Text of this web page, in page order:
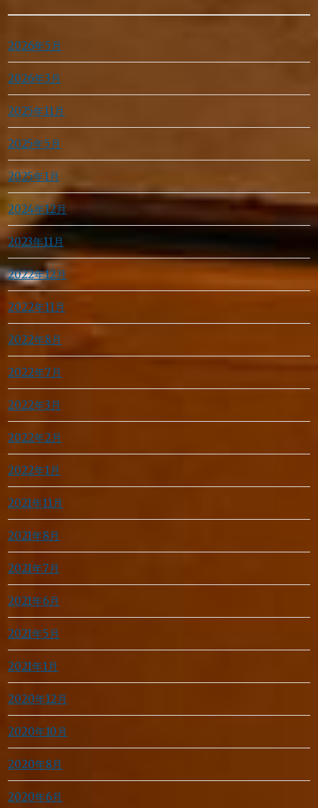
2026年5月
2026年3月
2025年11月
2025年5月
2025年1月
2024年12月
2023年11月
2022年12月
2022年11月
2022年8月
2022年7月
2022年3月
2022年2月
2022年1月
2021年11月
2021年8月
2021年7月
2021年6月
2021年5月
2021年1月
2020年12月
2020年10月
2020年8月
2020年6月